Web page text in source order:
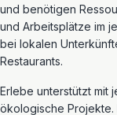
und benötigen
und Arbeitsplätze im j
bei lokalen
Restaurants.
Erlebe unterstützt mit
ökologische